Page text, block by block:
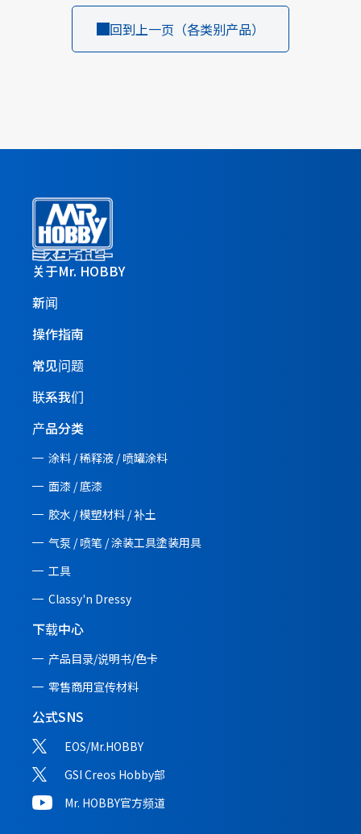
回到上一页（各类别产品）
关于Mr. HOBBY
新闻
操作指南
常见问题
联系我们
产品分类
涂料 / 稀释液 / 喷罐涂料
面漆 / 底漆
胶水 / 模塑材料 / 补土
气泵 / 喷笔 / 涂装工具塗装用具
工具
Classy'n Dressy
下载中心
产品目录/说明书/色卡
零售商用宣传材料
公式SNS
EOS/Mr.HOBBY
GSI Creos Hobby部
Mr. HOBBY官方频道